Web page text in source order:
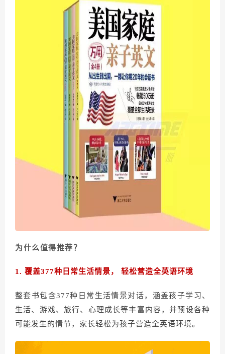
为什么值得推荐？
1. 覆盖377种日常生活情景， 轻松营造全英语环境
整套书包含377种日常生活情景对话，涵盖孩子学习、
生活、游戏、旅行、心理成长等丰富内容，并预设各种
可能发生的情节，家长轻松为孩子营造全英语环境。